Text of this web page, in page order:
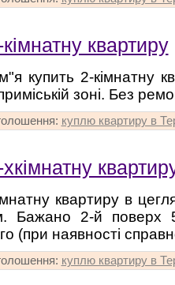
квартиру
купить 2-кімнатну
зоні. Без
куплю квартиру в
квартиру в
Бажано 2-й поверх
(при наявності
куплю квартиру в